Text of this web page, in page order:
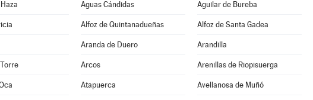
Aguas Cándidas Aguilar de Bureba
Alfoz de Quintanadueñas Alfoz de Santa Gadea
Aranda de Duero Arandilla
Arcos Arenillas de Riopisuerga
Atapuerca Avellanosa de Muñó